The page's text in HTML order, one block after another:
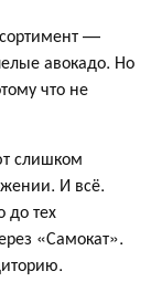
—
авокадо. Но
что не
слишком
И всё.
до тех
«Самокат».